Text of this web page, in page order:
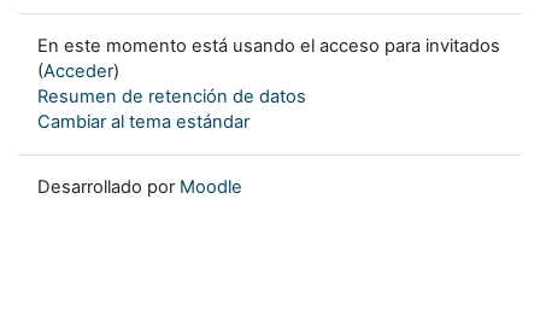
En este momento está usando el acceso para invitados
(Acceder)
Resumen de retención de datos
Cambiar al tema estándar
Desarrollado por Moodle